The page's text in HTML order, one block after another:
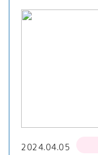
2024.04.05